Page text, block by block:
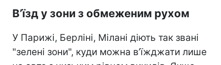
В’їзд у зони з обмеженим рухом
У Парижі, Берліні, Мілані діють так звані
"зелені зони", куди можна в’їжджати лише